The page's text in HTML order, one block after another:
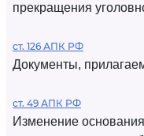
прекращения
ст. 126 АПК РФ
Документы,
ст. 49 АПК РФ
Изменение